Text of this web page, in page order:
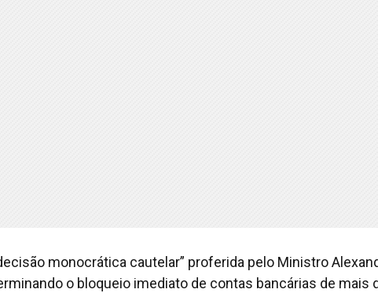
monocrática cautelar” proferida pelo Ministro
o bloqueio imediato de contas bancárias de mais